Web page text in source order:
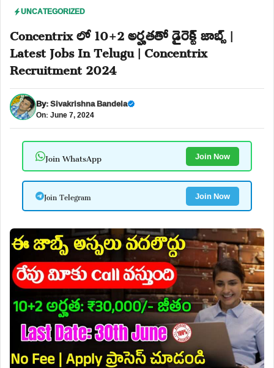
UNCATEGORIZED
Concentrix లో 10+2 అర్హతతో డైరెక్ట్ జాబ్స్ |
Latest Jobs In Telugu | Concentrix
Recruitment 2024
By:Sivakrishna Bandela
On: June 7, 2024
Join WhatsApp Join Now
Join Telegram Join Now